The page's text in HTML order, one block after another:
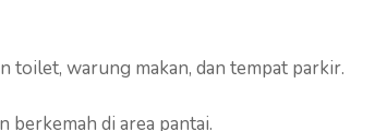
toilet, warung makan, dan tempat parkir.
berkemah di area pantai.